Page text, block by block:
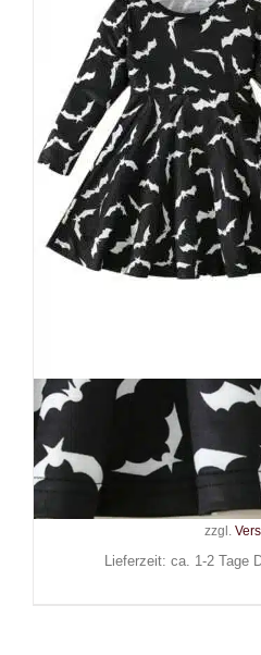
Mad Moonshine
29,90
Inkl.
zzgl.
Lieferzeit: ca. 1-2 Tage